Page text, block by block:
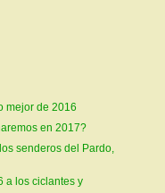
mejor de 2016
en 2017?
senderos del Pardo,
a los ciclantes y